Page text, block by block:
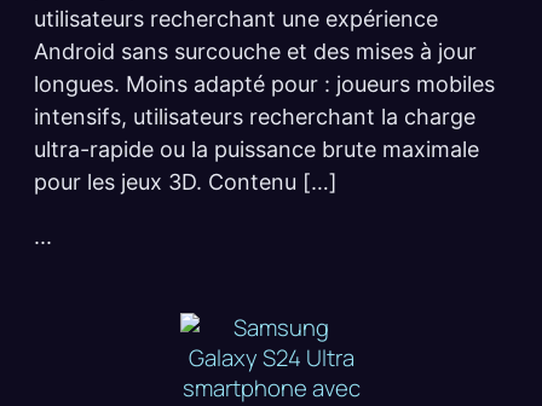
utilisateurs recherchant une expérience
Android sans surcouche et des mises à jour
longues. Moins adapté pour : joueurs mobiles
intensifs, utilisateurs recherchant la charge
ultra-rapide ou la puissance brute maximale
pour les jeux 3D. Contenu […]
...